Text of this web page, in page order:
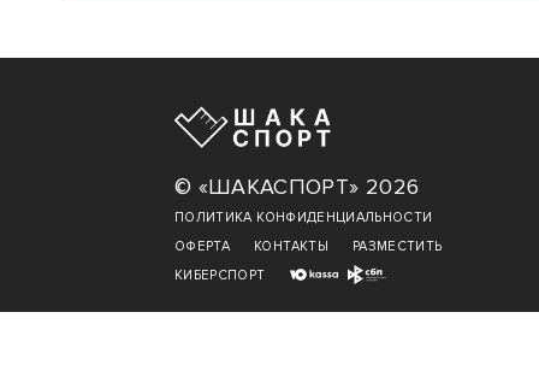
© «ШАКАСПОРТ» 2026
ПОЛИТИКА КОНФИДЕНЦИАЛЬНОСТИ
ОФЕРТА
КОНТАКТЫ
РАЗМЕСТИТЬ
КИБЕРСПОРТ